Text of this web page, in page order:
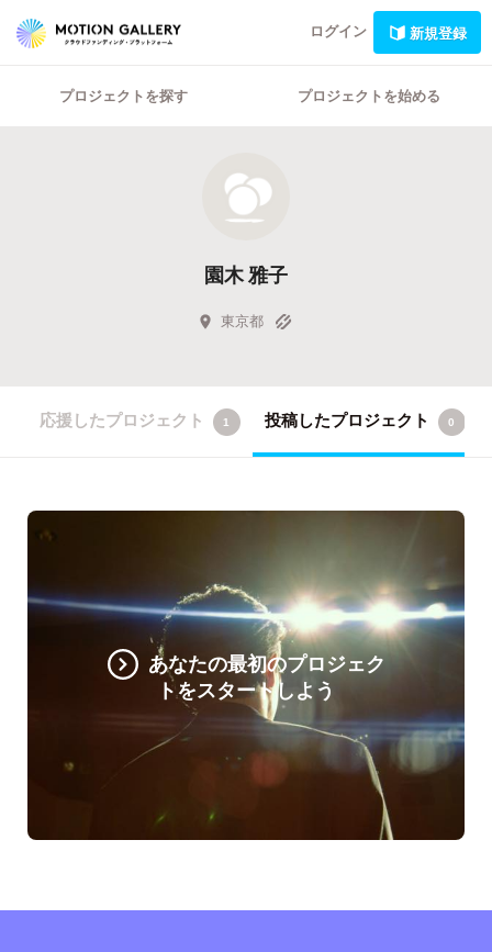
ログイン 新規登録
プロジェクトを探す プロジェクトを始める
園木 雅子
東京都
応援したプロジェクト 1 投稿したプロジェクト 0
あなたの最初のプロジェク
トをスタートしよう